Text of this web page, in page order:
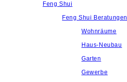
Feng Shui
Feng Shui Beratungen
Wohnräume
Haus-Neubau
Garten
Gewerbe